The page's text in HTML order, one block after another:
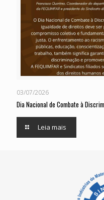
03/07/2026
Dia Nacional de Combate à
Leia mais